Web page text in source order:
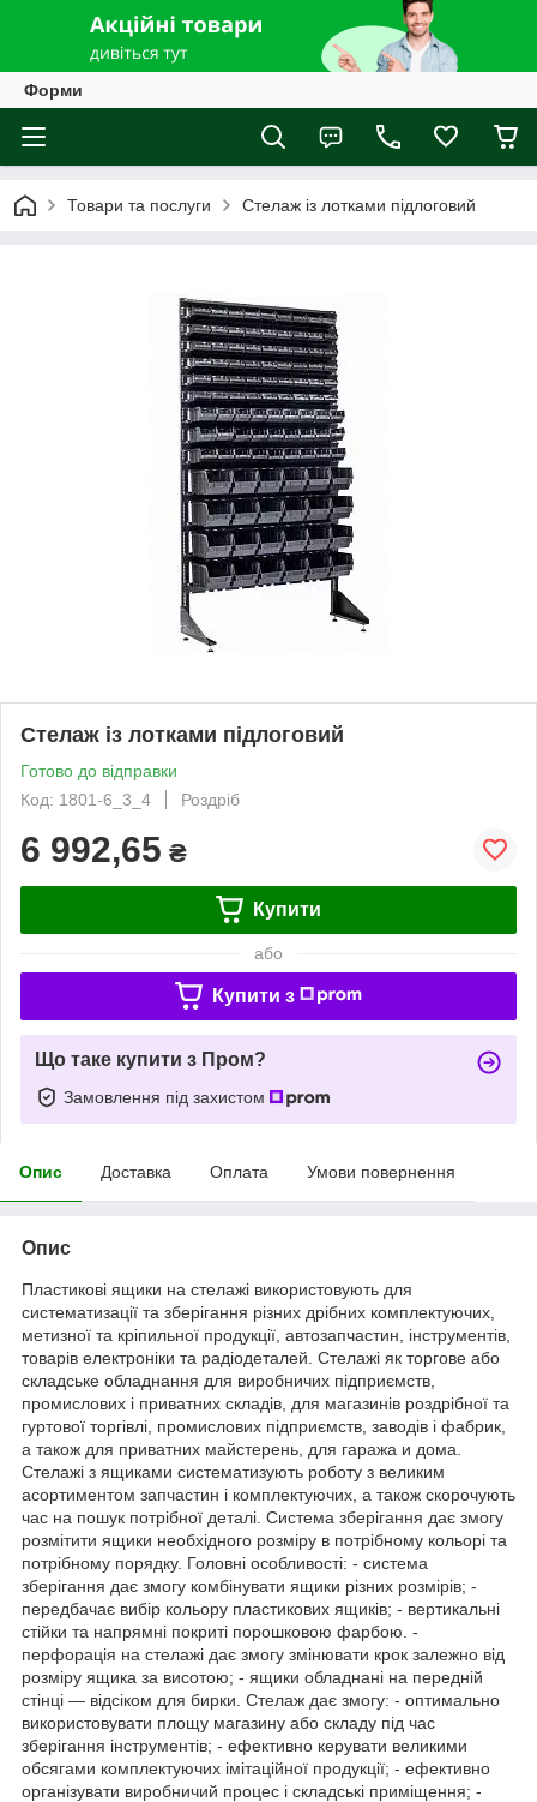
Форми
Товари та послуги Стелаж із лотками підлоговий
Стелаж із лотками підлоговий
Готово до відправки
Код: 1801-6_3_4
Роздріб
6 992,65 ₴
Купити
або
Купити з
Що таке купити з Пром?
Замовлення під захистом
Опис Доставка Оплата Умови повернення
Опис
Пластикові ящики на стелажі використовують для
систематизації та зберігання різних дрібних комплектуючих,
метизної та кріпильної продукції, автозапчастин, інструментів,
товарів електроніки та радіодеталей. Стелажі як торгове або
складське обладнання для виробничих підприємств,
промислових і приватних складів, для магазинів роздрібної та
гуртової торгівлі, промислових підприємств, заводів і фабрик,
а також для приватних майстерень, для гаража и дома.
Стелажі з ящиками систематизують роботу з великим
асортиментом запчастин і комплектуючих, а також скорочують
час на пошук потрібної деталі. Система зберігання дає змогу
розмітити ящики необхідного розміру в потрібному кольорі та
потрібному порядку. Головні особливості: - система
зберігання дає змогу комбінувати ящики різних розмірів; -
передбачає вибір кольору пластикових ящиків; - вертикальні
стійки та напрямні покриті порошковою фарбою. -
перфорація на стелажі дає змогу змінювати крок залежно від
розміру ящика за висотою; - ящики обладнані на передній
стінці — відсіком для бирки. Стелаж дає змогу: - оптимально
використовувати площу магазину або складу під час
зберігання інструментів; - ефективно керувати великими
обсягами комплектуючих імітаційної продукції; - ефективно
організувати виробничий процес і складські приміщення; -